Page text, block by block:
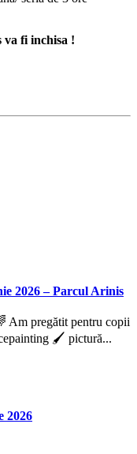
va fi inchisa !
2026 – Parcul Arinis
Am pregătit pentru copii
🖌️ pictură...
2026